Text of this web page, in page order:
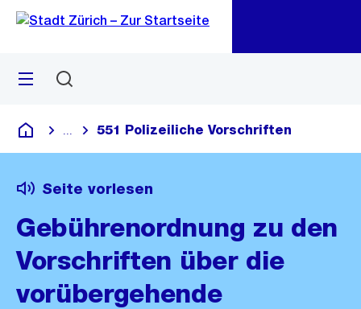
Navigation
Sprunglink
Menü
Deutsch
Blende alle Breadcrumbs ein
551 Polizeiliche Vorschriften
Seite vorlesen
Gebührenordnung zu den
Vorschriften über die
vorübergehende